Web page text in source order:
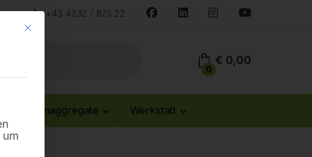
+43 4232 / 875 22
0
€ 0,00
Stromaggregate Werkstatt
Mit diesem Button wird der Dialog geschlossen. Seine Funktionalität ist